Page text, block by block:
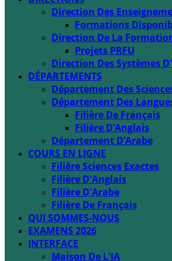
Direction Des
Formations
Direction De La
Projets PRFU
Direction Des Systèmes
DÉPARTEMENTS
Département Des
Département Des
Filière De Français
Filière D’Anglais
Département D’Arabe
COURS EN LIGNE
Filière Sciences Exactes
Filière D'Anglais
Filière D'Arabe
Filière De Français
QUI SOMMES-NOUS
EXAMENS 2026
INTERFACE
Maison De L'IA